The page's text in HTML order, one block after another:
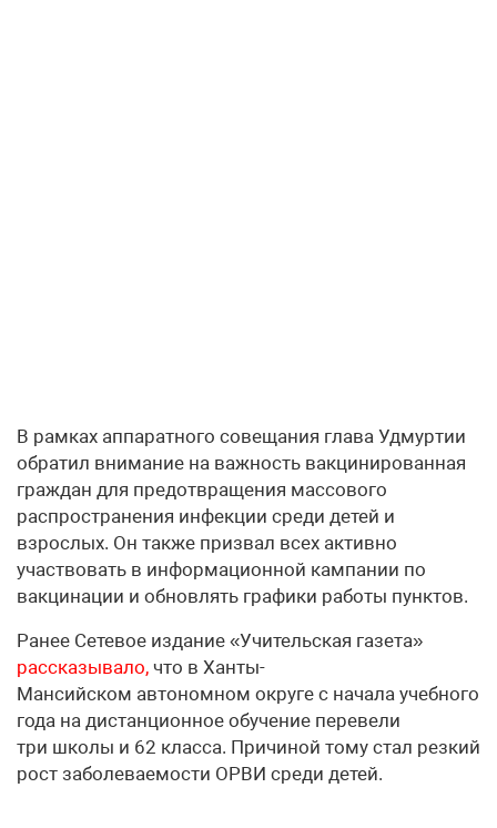
В рамках аппаратного совещания глава Удмуртии
обратил внимание на важность вакцинированная
граждан для предотвращения массового
распространения инфекции среди детей и
взрослых. Он также призвал всех активно
участвовать в информационной кампании по
вакцинации и обновлять графики работы пунктов.
Ранее Сетевое издание «Учительская газета»
рассказывало, что в Ханты-
Мансийском автономном округе с начала учебного
года на дистанционное обучение перевели
три школы и 62 класса. Причиной тому стал резкий
рост заболеваемости ОРВИ среди детей.